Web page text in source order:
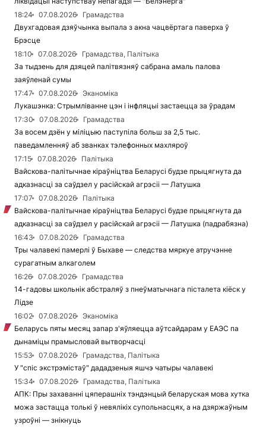
18:24
07.08.2026
Грамадства
Двухгадовая дзяўчынка выпала з акна чацвёртага паверха ў
Брэсце
18:10
07.08.2026
Грамадства, Палітыка
За тыдзень для дзяцей палітвязняў сабрана амаль палова
заяўленай сумы
17:47
07.08.2026
Эканоміка
Лукашэнка: Стрымліванне цэн і інфляцыі застаецца за ўрадам
17:30
07.08.2026
Грамадства
За восем дзён у міліцыю паступіла больш за 2,5 тыс.
паведамленняў аб званках тэлефонных махляроў
17:15
07.08.2026
Палітыка
Вайскова-палітычнае кіраўніцтва Беларусі будзе прыцягнута да
адказнасці за саўдзел у расійскай агрэсіі — Латушка
17:07
07.08.2026
Палітыка
Вайскова-палітычнае кіраўніцтва Беларусі будзе прыцягнута да
адказнасці за саўдзел у расійскай агрэсіі — Латушка (падрабязна)
16:43
07.08.2026
Грамадства
Тры чалавекі памерлі ў Быхаве — следства мяркуе атручэнне
сурагатным алкаголем
16:26
07.08.2026
Грамадства
14-гадовы школьнік абстраляў з пнеўматычнага пісталета кіёск у
Лідзе
16:02
07.08.2026
Эканоміка
Беларусь пяты месяц запар з'яўляецца аўтсайдарам у ЕАЭС па
дынаміцы прамысловай вытворчасці
15:53
07.08.2026
Грамадства, Палітыка
У "спіс экстрэмістаў" дададзеныя яшчэ чатыры чалавекі
15:34
07.08.2026
Грамадства, Палітыка
АПК: Пры захаванні цяперашніх тэндэнцый беларуская мова хутка
можа застацца толькі ў невялікіх супольнасцях, а на дзяржаўным
узроўні — знікнуць